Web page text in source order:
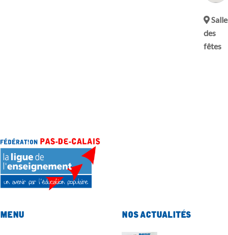
Salle
des
fêtes
Menu Nos actualités